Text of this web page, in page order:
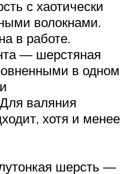
с хаотически
волокнами.
в работе.
— шерстяная
в одном
валяния
хотя и менее
шерсть —